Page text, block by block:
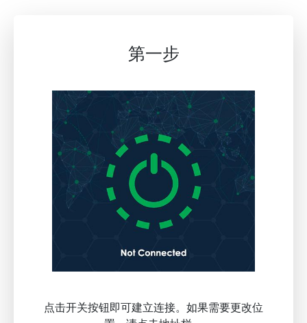
第一步
点击开关按钮即可建立连接。如果需要更改位